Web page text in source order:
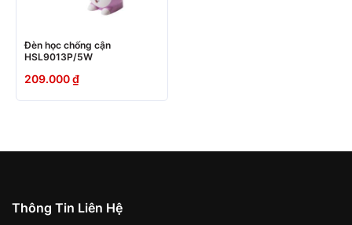
Đèn học chống cận
HSL9013P/5W
209.000₫
Thông Tin Liên Hệ